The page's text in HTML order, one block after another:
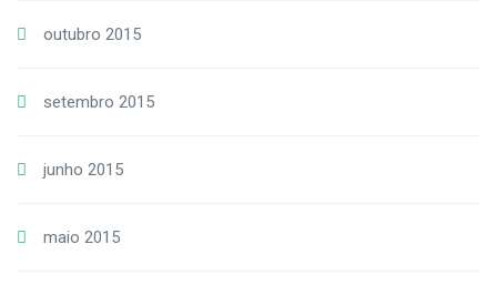
outubro 2015
setembro 2015
junho 2015
maio 2015